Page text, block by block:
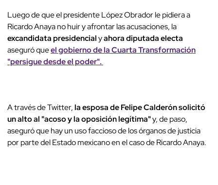
Luego de que el presidente López Obrador le pidiera a
Ricardo Anaya no huir y afrontar las acusaciones, la
excandidata presidencialyahora diputada electa
aseguró queel gobierno de la Cuarta Transformación
"persigue desde el poder".
A través de Twitter,la esposa de Felipe Calderón solicitó
un alto al "acoso y la oposición legítima"y, de paso,
aseguró que hay un uso faccioso de los órganos de justicia
por parte del Estado mexicano en el caso de Ricardo Anaya.